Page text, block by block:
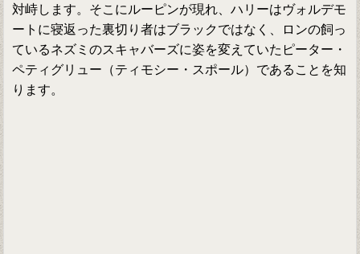
対峙します。そこにルーピンが現れ、ハリーはヴォルデモ
ートに寝返った裏切り者はブラックではなく、ロンの飼っ
ているネズミのスキャバーズに姿を変えていたピーター・
ペティグリュー（ティモシー・スポール）であることを知
ります。